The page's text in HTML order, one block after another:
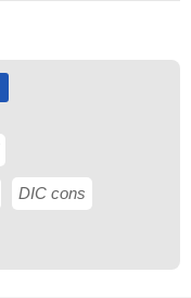
DIC cons